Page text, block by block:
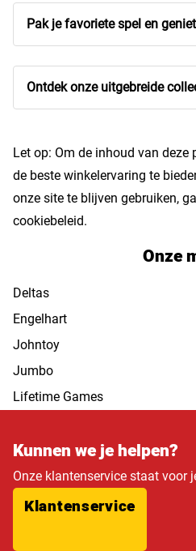
Pak je favoriete spel en
Ontdek onze uitgebreide
Let op: Om de inhoud van
de beste winkelervaring te
onze site te blijven gebruiken,
cookiebeleid.
Onze
Deltas
Engelhart
Johntoy
Jumbo
Lifetime Games
Kunnen we je helpen?
Onze klantenservice staat voor
Klantenservice